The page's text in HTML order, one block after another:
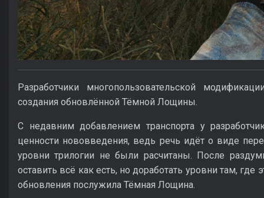
Разработчики многопользовательской
создания обновлённой Тёмной Лощины.
С недавним добавлением транспорта у
ценности нововведения, ведь речь идёт о виде
уровни трилогии не были расчитаны. После
оставить всё как есть, но доработать уровни там,
обновления послужила Тёмная Лощина.